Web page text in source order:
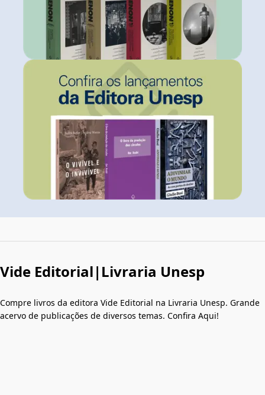
Vide Editorial|Livraria Unesp
Compre livros da editora Vide Editorial na Livraria Unesp. Grande
acervo de publicações de diversos temas. Confira Aqui!